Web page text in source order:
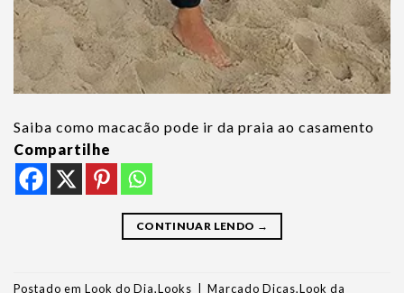
Saiba como macacão pode ir da praia ao casamento
Compartilhe
CONTINUAR LENDO →
Postado em Look do Dia,Looks Marcado Dicas,Look da